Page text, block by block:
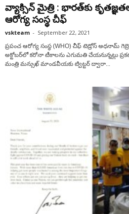
వ్యాక్సిన్ మైత్రి : భారత్‌కు
ఆరోగ్య సంస్థ చీఫ్‌
vskteam - September 22, 2021
ప్రపంచ ఆరోగ్య సంస్థ (WHO) చీఫ్‌ టెడ్రోస్‌ అధనామ్‌
అక్టోబర్‌లో కరోనా టీకాలను ఎగుమతి చేయనున్నట్లు
మంత్రి మన్సుఖ్‌ మాండవీయకు ట్విట్టర్‌ ద్వారా...